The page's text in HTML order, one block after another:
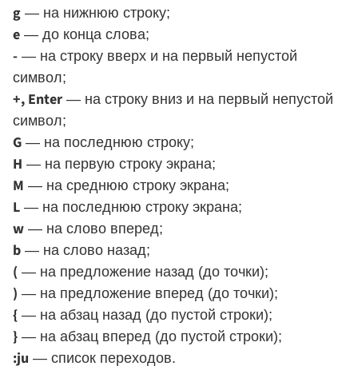
g — на нижнюю строку;
e — до конца слова;
- — на строку вверх и на первый непустой
символ;
+, Enter — на строку вниз и на первый непустой
символ;
G — на последнюю строку;
H — на первую строку экрана;
M — на среднюю строку экрана;
L — на последнюю строку экрана;
w — на слово вперед;
b — на слово назад;
( — на предложение назад (до точки);
) — на предложение вперед (до точки);
{ — на абзац назад (до пустой строки);
} — на абзац вперед (до пустой строки);
:ju — список переходов.